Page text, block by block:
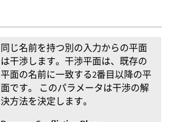
同じ名前を持つ別の入力からの平面
は干渉します。干渉平面は、既存の
平面の名前に一致する2番目以降の平
面です。 このパラメータは干渉の解
決方法を決定します。